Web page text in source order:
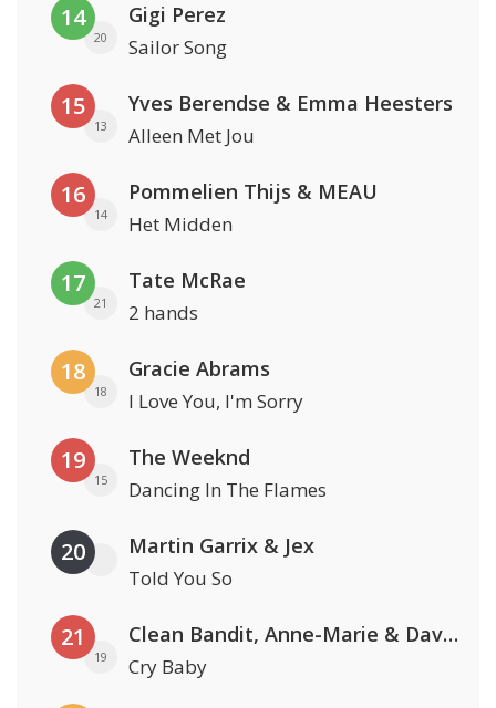
14
20
Gigi Perez
Sailor Song
15
13
Yves Berendse & Emma Heesters
Alleen Met Jou
16
14
Pommelien Thijs & MEAU
Het Midden
17
21
Tate McRae
2 hands
18
18
Gracie Abrams
I Love You, I'm Sorry
19
15
The Weeknd
Dancing In The Flames
20 Martin Garrix & Jex
Told You So
21
19
Clean Bandit, Anne-Marie & David Guetta
Cry Baby